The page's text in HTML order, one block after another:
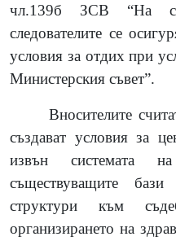
чл.139б ЗСВ “На
следователите се
условия за отдих при
Министерския съвет”.
Вносителите
създават условия за
извън системата
съществуващите
структури към
организирането на